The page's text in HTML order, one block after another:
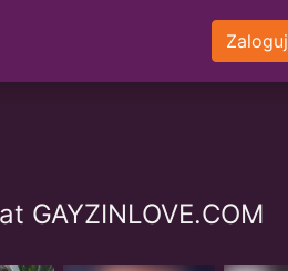
Zaloguj
GAYZINLOVE.COM